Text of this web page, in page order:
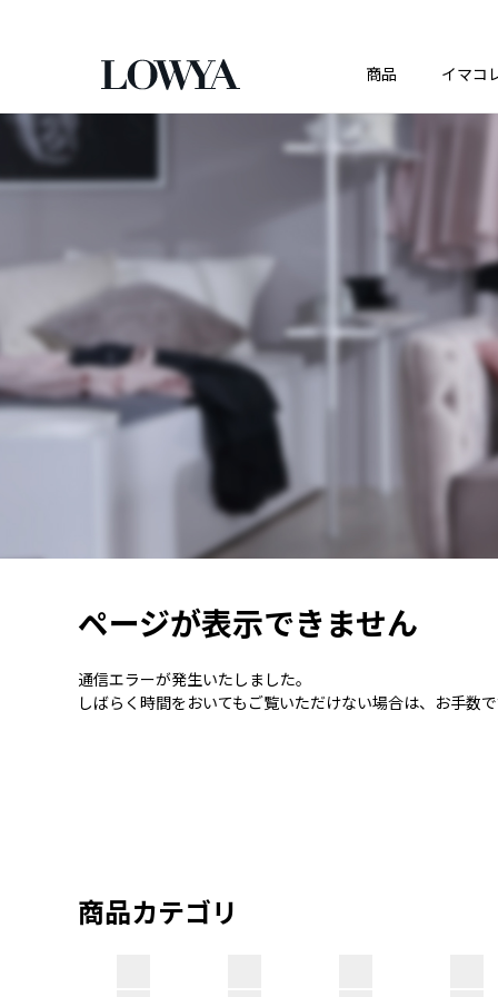
商品 イマコ
ページが表示できません
通信エラーが発生いたしました。
しばらく時間をおいてもご覧いただけない場合は、お手数
商品カテゴリ